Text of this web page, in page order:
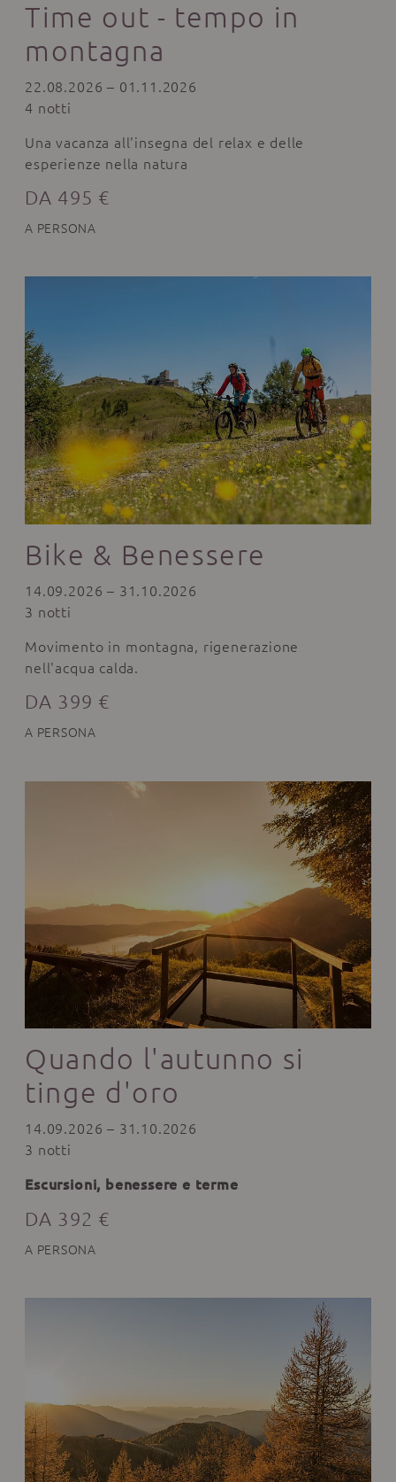
Time out - tempo in
montagna
22.08.2026 – 01.11.2026
4 notti
Una vacanza all'insegna del relax e delle
esperienze nella natura
DA 495 €
A PERSONA
Bike & Benessere
14.09.2026 – 31.10.2026
3 notti
Movimento in montagna, rigenerazione
nell'acqua calda.
DA 399 €
A PERSONA
Quando l'autunno si
tinge d'oro
14.09.2026 – 31.10.2026
3 notti
Escursioni, benessere e terme
DA 392 €
A PERSONA